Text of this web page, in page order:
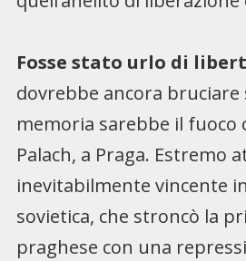
Fosse stato urlo di
dovrebbe ancora bruciare
memoria sarebbe il fuoco
Palach, a Praga. Estremo
inevitabilmente vincente
sovietica, che stroncò la
praghese con una